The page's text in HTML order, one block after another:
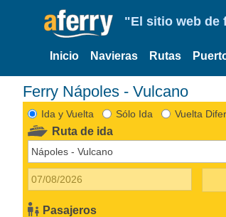
"El sitio web de
Inicio Navieras Rutas
Ferry Nápoles - Vulcano
Ida y Vuelta Sólo Ida Vuelta
Ruta de ida
Pasajeros